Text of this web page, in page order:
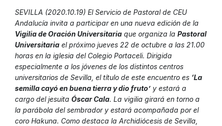
SEVILLA (2020.10.19) El Servicio de Pastoral de CEU
Andalucía invita a participar en una nueva edición de la
Vigilia de Oración Universitaria que organiza la Pastoral
Universitaria el próximo jueves 22 de octubre a las 21.00
horas en la iglesia del Colegio Portaceli. Dirigida
especialmente a los jóvenes de los distintos centros
universitarios de Sevilla, el título de este encuentro es ‘La
semilla cayó en buena tierra y dio fruto’ y estará a
cargo del jesuita Óscar Cala. La vigilia girará en torno a
la parábola del sembrador y estará acompañada por el
coro Hakuna. Como destaca la Archidiócesis de Sevilla,